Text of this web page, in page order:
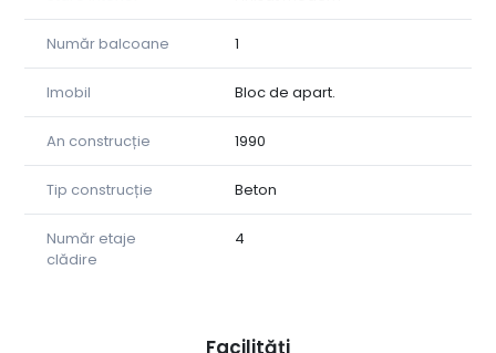
Număr balcoane 1
Imobil Bloc de apart.
An construcție 1990
Tip construcție Beton
Număr etaje
clădire
4
Facilități